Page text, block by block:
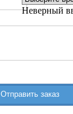
Неверный
Отправить заказ